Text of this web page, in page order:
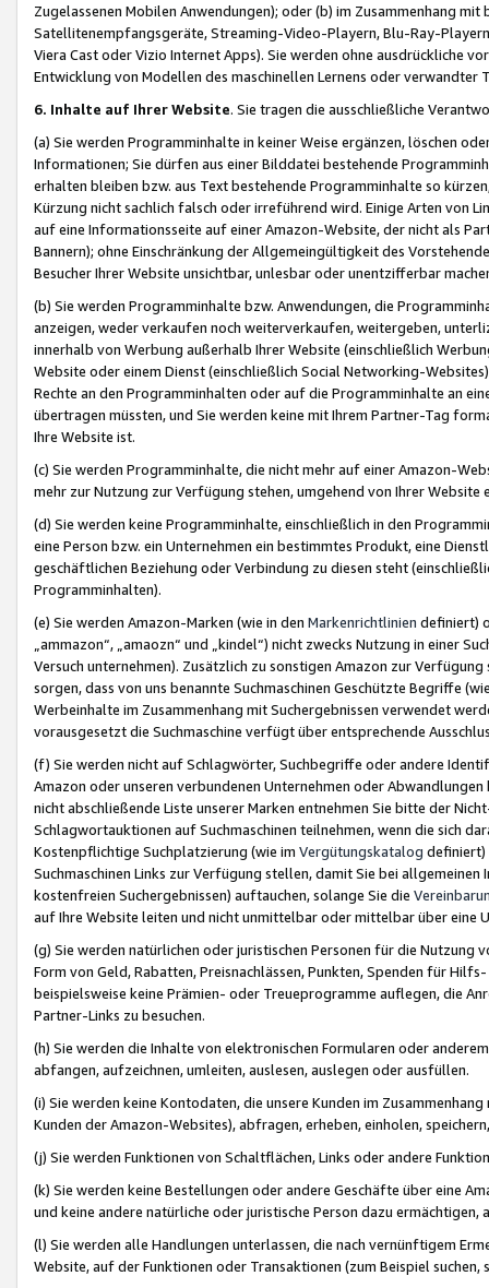
Zugelassenen Mobilen Anwendungen); oder (b) im Zusammenhang
Satellitenempfangsgeräte, Streaming-Video-Playern, Blu-Ray-
Viera Cast oder Vizio Internet Apps). Sie werden ohne ausdrückliche
Entwicklung von Modellen des maschinellen Lernens oder
6. Inhalte auf Ihrer Website. Sie tragen die ausschließliche
(a) Sie werden Programminhalte in keiner Weise ergänzen, löschen
Informationen; Sie dürfen aus einer Bilddatei bestehende
erhalten bleiben bzw. aus Text bestehende Programminhalte so
Kürzung nicht sachlich falsch oder irreführend wird. Einige Arten von
auf eine Informationsseite auf einer Amazon-Website, der nicht als
Bannern); ohne Einschränkung der Allgemeingültigkeit des
Besucher Ihrer Website unsichtbar, unlesbar oder unentzifferbar
(b) Sie werden Programminhalte bzw. Anwendungen, die
anzeigen, weder verkaufen noch weiterverkaufen, weitergeben,
innerhalb von Werbung außerhalb Ihrer Website (einschließlich
Website oder einem Dienst (einschließlich Social Networking-
Rechte an den Programminhalten oder auf die Programminhalte an
übertragen müssten, und Sie werden keine mit Ihrem Partner-Tag
Ihre Website ist.
(c) Sie werden Programminhalte, die nicht mehr auf einer Amazon-
mehr zur Nutzung zur Verfügung stehen, umgehend von Ihrer
(d) Sie werden keine Programminhalte, einschließlich in den
eine Person bzw. ein Unternehmen ein bestimmtes Produkt, eine
geschäftlichen Beziehung oder Verbindung zu diesen steht
Programminhalten).
(e) Sie werden Amazon-Marken (wie in den Markenrichtlinien definiert)
„ammazon“, „amaozn“ und „kindel“) nicht zwecks Nutzung in einer
Versuch unternehmen). Zusätzlich zu sonstigen Amazon zur
sorgen, dass von uns benannte Suchmaschinen Geschützte Begriffe
Werbeinhalte im Zusammenhang mit Suchergebnissen verwendet
vorausgesetzt die Suchmaschine verfügt über entsprechende
(f) Sie werden nicht auf Schlagwörter, Suchbegriffe oder andere
Amazon oder unseren verbundenen Unternehmen oder
nicht abschließende Liste unserer Marken entnehmen Sie bitte der
Schlagwortauktionen auf Suchmaschinen teilnehmen, wenn die sich
Kostenpflichtige Suchplatzierung (wie im Vergütungskatalog definiert)
Suchmaschinen Links zur Verfügung stellen, damit Sie bei
kostenfreien Suchergebnissen) auftauchen, solange Sie die
auf Ihre Website leiten und nicht unmittelbar oder mittelbar über eine
(g) Sie werden natürlichen oder juristischen Personen für die Nutzung
Form von Geld, Rabatten, Preisnachlässen, Punkten, Spenden für
beispielsweise keine Prämien- oder Treueprogramme auflegen, die
Partner-Links zu besuchen.
(h) Sie werden die Inhalte von elektronischen Formularen oder
abfangen, aufzeichnen, umleiten, auslesen, auslegen oder ausfüllen.
(i) Sie werden keine Kontodaten, die unsere Kunden im
Kunden der Amazon-Websites), abfragen, erheben, einholen,
(j) Sie werden Funktionen von Schaltflächen, Links oder andere
(k) Sie werden keine Bestellungen oder andere Geschäfte über eine
und keine andere natürliche oder juristische Person dazu
(l) Sie werden alle Handlungen unterlassen, die nach vernünftigem
Website, auf der Funktionen oder Transaktionen (zum Beispiel